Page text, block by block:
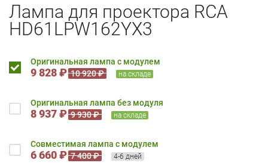
Лампа для проектора RCA
HD61LPW162YX3
Оригинальная лампа с модулем
9 828 ₽ 10 920 ₽ на складе
Оригинальная лампа без модуля
8 937 ₽ 9 930 ₽ на складе
Совместимая лампа с модулем
6 660 ₽ 7 400 ₽ 4-6 дней